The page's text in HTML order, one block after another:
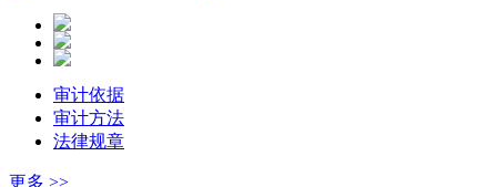
审计依据
审计方法
法律规章
更多 >>